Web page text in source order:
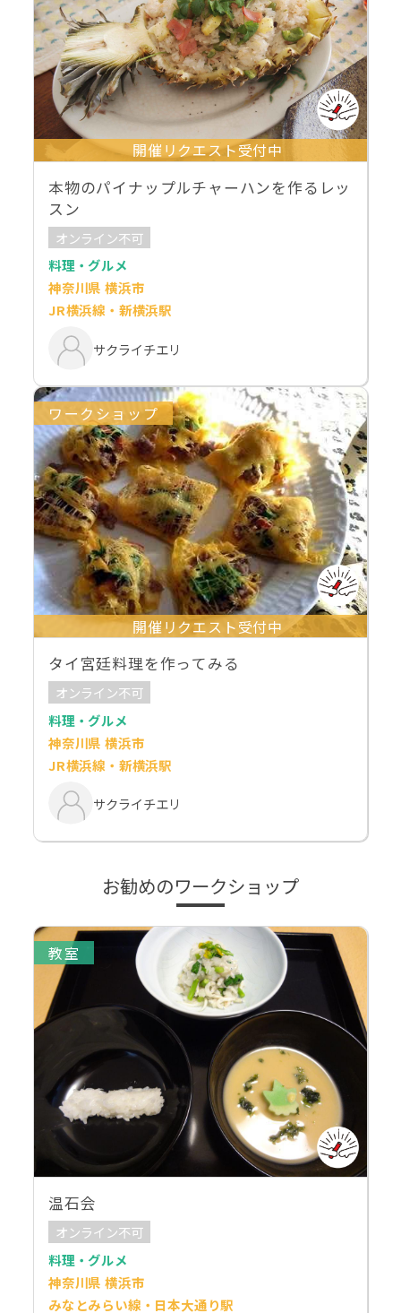
開催リクエスト受付中
本物のパイナップルチャーハンを作るレッ
スン
オンライン不可
料理・グルメ
神奈川県 横浜市
JR横浜線・新横浜駅
サクライチエリ
ワークショップ
開催リクエスト受付中
タイ宮廷料理を作ってみる
オンライン不可
料理・グルメ
神奈川県 横浜市
JR横浜線・新横浜駅
サクライチエリ
お勧めのワークショップ
教室
温石会
オンライン不可
料理・グルメ
神奈川県 横浜市
みなとみらい線・日本大通り駅